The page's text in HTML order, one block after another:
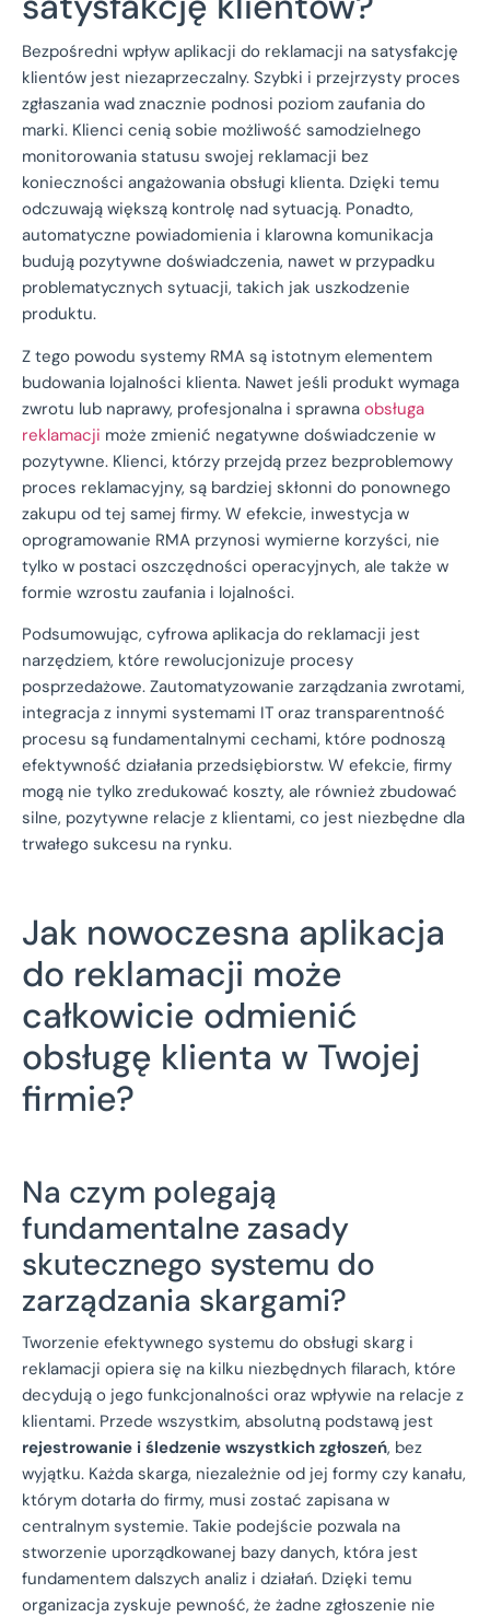
Bezpośredni wpływ aplikacji do reklamacji na satysfakcję
klientów jest niezaprzeczalny. Szybki i przejrzysty proces
zgłaszania wad znacznie podnosi poziom zaufania do
marki. Klienci cenią sobie możliwość samodzielnego
monitorowania statusu swojej reklamacji bez
konieczności angażowania obsługi klienta. Dzięki temu
odczuwają większą kontrolę nad sytuacją. Ponadto,
automatyczne powiadomienia i klarowna komunikacja
budują pozytywne doświadczenia, nawet w przypadku
problematycznych sytuacji, takich jak uszkodzenie
produktu.
Z tego powodu systemy RMA są istotnym elementem
budowania lojalności klienta. Nawet jeśli produkt wymaga
zwrotu lub naprawy, profesjonalna i sprawna obsługa
reklamacji może zmienić negatywne doświadczenie w
pozytywne. Klienci, którzy przejdą przez bezproblemowy
proces reklamacyjny, są bardziej skłonni do ponownego
zakupu od tej samej firmy. W efekcie, inwestycja w
oprogramowanie RMA przynosi wymierne korzyści, nie
tylko w postaci oszczędności operacyjnych, ale także w
formie wzrostu zaufania i lojalności.
Podsumowując, cyfrowa aplikacja do reklamacji jest
narzędziem, które rewolucjonizuje procesy
posprzedażowe. Zautomatyzowanie zarządzania zwrotami,
integracja z innymi systemami IT oraz transparentność
procesu są fundamentalnymi cechami, które podnoszą
efektywność działania przedsiębiorstw. W efekcie, firmy
mogą nie tylko zredukować koszty, ale również zbudować
silne, pozytywne relacje z klientami, co jest niezbędne dla
trwałego sukcesu na rynku.
Jak nowoczesna aplikacja
do reklamacji może
całkowicie odmienić
obsługę klienta w Twojej
firmie?
Na czym polegają
fundamentalne zasady
skutecznego systemu do
zarządzania skargami?
Tworzenie efektywnego systemu do obsługi skarg i
reklamacji opiera się na kilku niezbędnych filarach, które
decydują o jego funkcjonalności oraz wpływie na relacje z
klientami. Przede wszystkim, absolutną podstawą jest
rejestrowanie i śledzenie wszystkich zgłoszeń, bez
wyjątku. Każda skarga, niezależnie od jej formy czy kanału,
którym dotarła do firmy, musi zostać zapisana w
centralnym systemie. Takie podejście pozwala na
stworzenie uporządkowanej bazy danych, która jest
fundamentem dalszych analiz i działań. Dzięki temu
organizacja zyskuje pewność, że żadne zgłoszenie nie